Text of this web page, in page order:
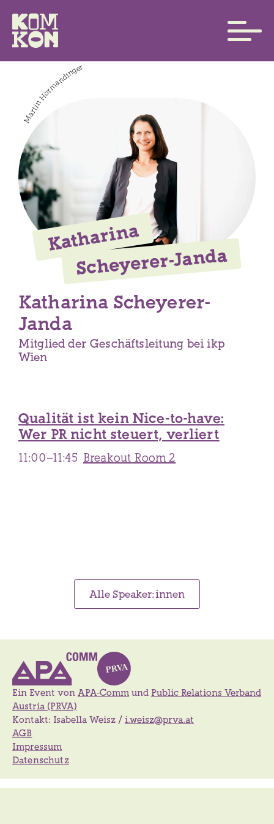
Katharina
Scheyerer-Janda
Martin Hörmandinger
Katharina Scheyerer-
Janda
Mitglied der Geschäftsleitung bei ikp
Wien
Qualität ist kein Nice-to-have:
Wer PR nicht steuert, verliert
11:00–11:45 Breakout Room 2
Alle Speaker:innen
Ein Event von APA-Comm und Public Relations Verband
Austria (PRVA)
Kontakt: Isabella Weisz / i.weisz@prva.at
AGB
Impressum
Datenschutz